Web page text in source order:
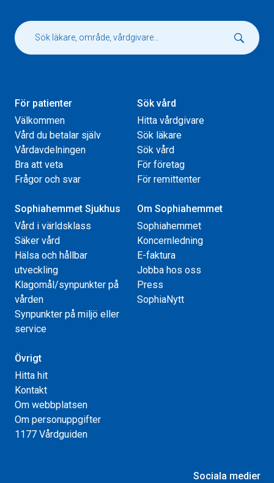
För patienter
Välkommen
Vård du betalar själv
Vårdavdelningen
Bra att veta
Frågor och svar
Sök vård
Hitta vårdgivare
Sök läkare
Sök vård
För företag
För remittenter
Sophiahemmet Sjukhus
Vård i världsklass
Säker vård
Hälsa och hållbar
utveckling
Klagomål/synpunkter på
vården
Synpunkter på miljö eller
service
Om Sophiahemmet
Sophiahemmet
Koncernledning
E-faktura
Jobba hos oss
Press
SophiaNytt
Övrigt
Hitta hit
Kontakt
Om webbplatsen
Om personuppgifter
1177 Vårdguiden
Sociala medier